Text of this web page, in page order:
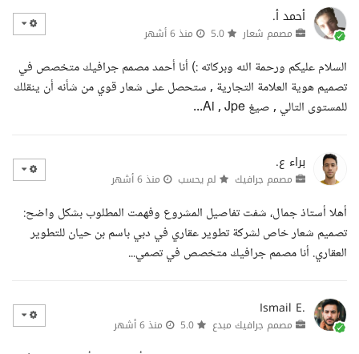
أحمد أ.
مصمم شعار منذ 6 أشهر
السلام عليكم ورحمة الله وبركاته :) أنا أحمد مصمم جرافيك متخصص في
تصميم هوية العلامة التجارية , ستحصل على شعار قوي من شأنه أن ينقلك
للمستوى التالي , صيغ Ai , Jpe...
براء ع.
مصمم جرافيك لم يحسب منذ 6 أشهر
أهلا أستاذ جمال، شفت تفاصيل المشروع وفهمت المطلوب بشكل واضح:
تصميم شعار خاص لشركة تطوير عقاري في دبي باسم بن حيان للتطوير
العقاري. أنا مصمم جرافيك متخصص في تصمي...
Ismail E.
مصمم جرافيك مبدع منذ 6 أشهر